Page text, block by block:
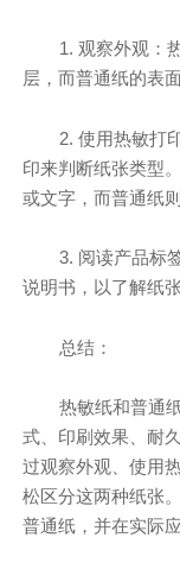
1. 观察外观：
层，而普通纸的表
2. 使用热敏打
印来判断纸张类型
或文字，而普通纸
3. 阅读产品标
说明书，以了解纸
总结：
热敏纸和普通
式、印刷效果、耐
过观察外观、使用
松区分这两种纸张
普通纸，并在实际